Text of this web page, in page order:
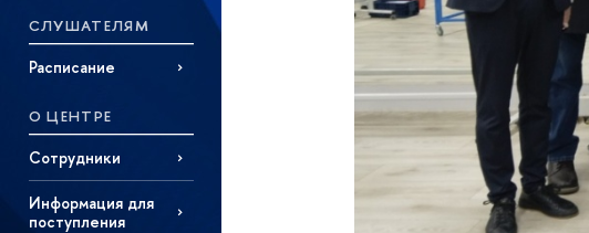
СЛУШАТЕЛЯМ
Расписание
О ЦЕНТРЕ
Сотрудники
Информация для
поступления